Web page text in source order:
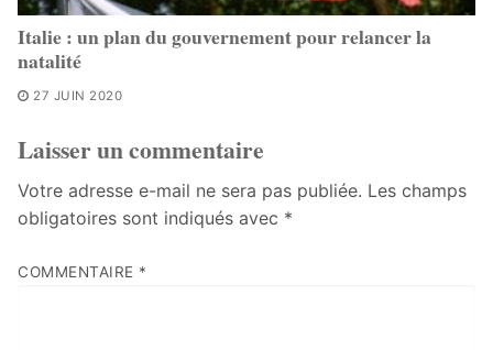
Italie : un plan du gouvernement pour relancer la
natalité
27 JUIN 2020
Laisser un commentaire
Votre adresse e-mail ne sera pas publiée. Les champs
obligatoires sont indiqués avec *
COMMENTAIRE *